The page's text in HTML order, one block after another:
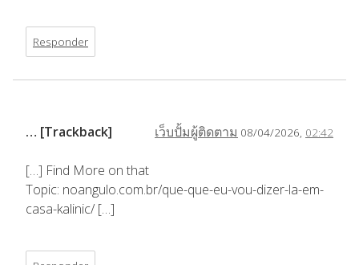
Responder
เว็บปั้มผู้ติดตาม 08/04/2026, 02:42
… [Trackback]
[…] Find More on that
Topic: noangulo.com.br/que-que-eu-vou-dizer-la-em-
casa-kalinic/ […]